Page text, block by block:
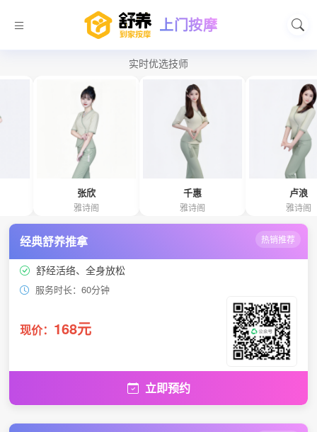
上门按摩
实时优选技师
经典舒养推拿 热销推荐
舒经活络、全身放松
服务时长：60分钟
现价： 168元
立即预约